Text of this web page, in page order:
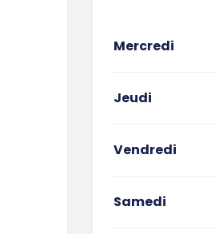
Mercredi
Jeudi
Vendredi
Samedi